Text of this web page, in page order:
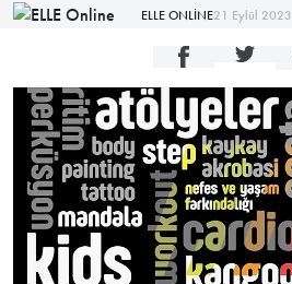
ELLE ONLİNE21 Eylül 2023